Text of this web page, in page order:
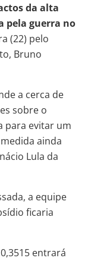
da alta
pela guerra no
(22) pelo
Bruno
a cerca de
sobre o
para evitar um
ainda
Lula da
a equipe
ficaria
entrará